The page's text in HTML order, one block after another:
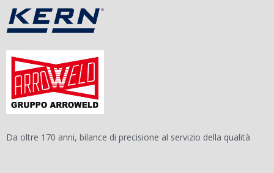
Da oltre 170 anni, bilance di precisione al servizio della qualità